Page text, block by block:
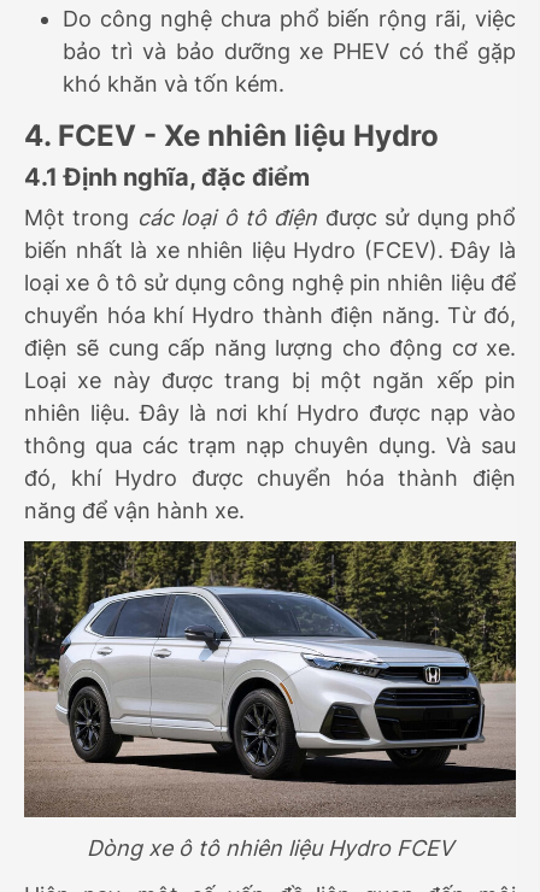
Do công nghệ chưa phổ biến rộng rãi, việc
bảo trì và bảo dưỡng xe PHEV có thể gặp
khó khăn và tốn kém.
4. FCEV - Xe nhiên liệu Hydro
4.1 Định nghĩa, đặc điểm
Một trong các loại ô tô điện được sử dụng phổ
biến nhất là xe nhiên liệu Hydro (FCEV). Đây là
loại xe ô tô sử dụng công nghệ pin nhiên liệu để
chuyển hóa khí Hydro thành điện năng. Từ đó,
điện sẽ cung cấp năng lượng cho động cơ xe.
Loại xe này được trang bị một ngăn xếp pin
nhiên liệu. Đây là nơi khí Hydro được nạp vào
thông qua các trạm nạp chuyên dụng. Và sau
đó, khí Hydro được chuyển hóa thành điện
năng để vận hành xe.
Dòng xe ô tô nhiên liệu Hydro FCEV